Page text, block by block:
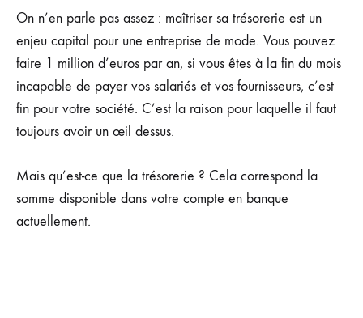
On n’en parle pas assez : maîtriser sa trésorerie est un
enjeu capital pour une entreprise de mode. Vous pouvez
faire 1 million d’euros par an, si vous êtes à la fin du mois
incapable de payer vos salariés et vos fournisseurs, c’est
fin pour votre société. C’est la raison pour laquelle il faut
toujours avoir un œil dessus.
Mais qu’est-ce que la trésorerie ? Cela correspond la
somme disponible dans votre compte en banque
actuellement.